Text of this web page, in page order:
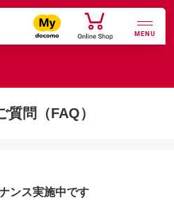
MENU
質問（FAQ）
ンス実施中です